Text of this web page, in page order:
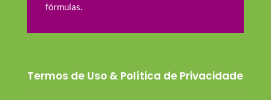
fórmulas.
Termos de Uso & Política de Privacidade